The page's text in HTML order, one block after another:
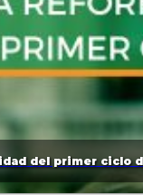
del primer ciclo